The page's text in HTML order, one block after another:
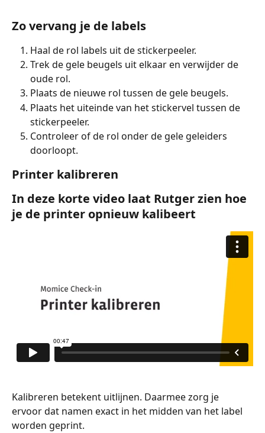
Zo vervang je de labels
Haal de rol labels uit de stickerpeeler.
Trek de gele beugels uit elkaar en verwijder de
oude rol.
Plaats de nieuwe rol tussen de gele beugels.
Plaats het uiteinde van het stickervel tussen de
stickerpeeler.
Controleer of de rol onder de gele geleiders
doorloopt.
Printer kalibreren
In deze korte video laat Rutger zien hoe
je de printer opnieuw kalibeert
Kalibreren betekent uitlijnen. Daarmee zorg je
ervoor dat namen exact in het midden van het label
worden geprint.